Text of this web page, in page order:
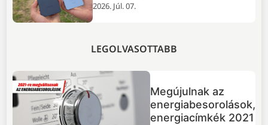
2026. Júl. 07.
LEGOLVASOTTABB
Megújulnak az
energiabesorolások,
energiacímkék 2021